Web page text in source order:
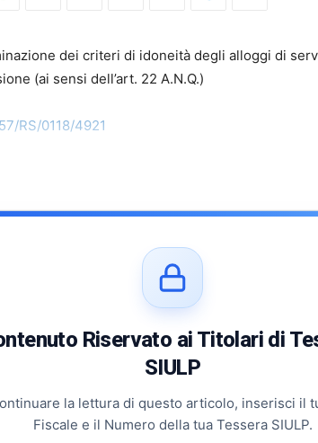
dei criteri di idoneità degli alloggi di
(ai sensi dell’art. 22 A.N.Q.)
RS/0118/4921
Riservato ai Titolari di
SIULP
la lettura di questo articolo, inserisci il
Fiscale e il Numero della tua Tessera SIULP.